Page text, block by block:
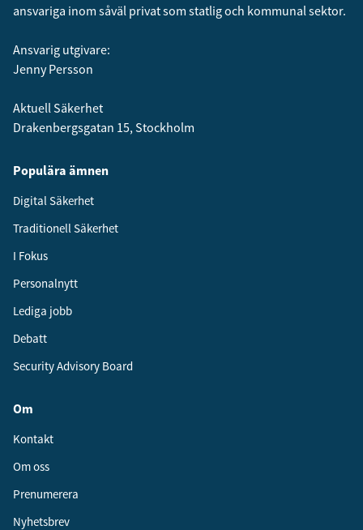
ansvariga inom såväl privat som statlig och kommunal sektor.
Ansvarig utgivare:
Jenny Persson
Aktuell Säkerhet
Drakenbergsgatan 15, Stockholm
Populära ämnen
Digital Säkerhet
Traditionell Säkerhet
I Fokus
Personalnytt
Lediga jobb
Debatt
Security Advisory Board
Om
Kontakt
Om oss
Prenumerera
Nyhetsbrev